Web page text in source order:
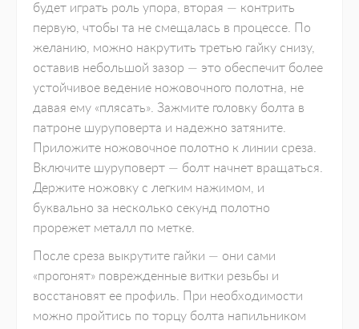
будет играть роль упора, вторая — контрить
первую, чтобы та не смещалась в процессе. По
желанию, можно накрутить третью гайку снизу,
оставив небольшой зазор — это обеспечит более
устойчивое ведение ножовочного полотна, не
давая ему «плясать». Зажмите головку болта в
патроне шуруповерта и надежно затяните.
Приложите ножовочное полотно к линии среза.
Включите шуруповерт — болт начнет вращаться.
Держите ножовку с легким нажимом, и
буквально за несколько секунд полотно
прорежет металл по метке.
После среза выкрутите гайки — они сами
«прогонят» поврежденные витки резьбы и
восстановят ее профиль. При необходимости
можно пройтись по торцу болта напильником